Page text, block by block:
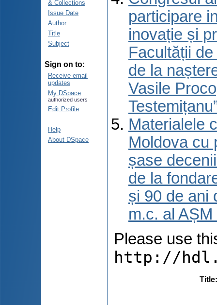
& Collections
Issue Date
Author
Title
Subject
Sign on to:
Receive email
updates
My DSpace
authorized users
Edit Profile
Help
About DSpace
participare
inovație și
Facultății
de la
Vasile
Materialele
Moldova cu
șase
de la
și 90 de ani
m.c. al
Please use
http://
Title